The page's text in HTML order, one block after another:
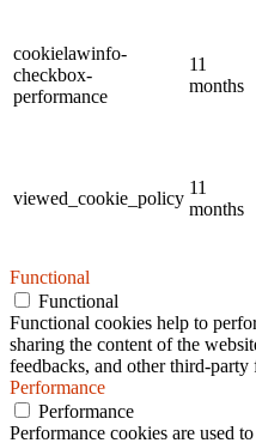
cookielawinfo-
checkbox-
performance
11
months
viewed_cookie_policy
11
months
Functional
Functional
Functional cookies help to
sharing the content of the
feedbacks, and other third-party
Performance
Performance
Performance cookies are used